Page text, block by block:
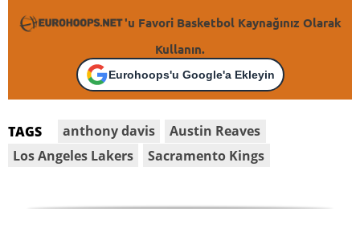
'u Favori Basketbol Kaynağınız Olarak
Kullanın.
Eurohoops'u Google'a Ekleyin
TAGS anthony davis
Austin Reaves
Los Angeles Lakers
Sacramento Kings